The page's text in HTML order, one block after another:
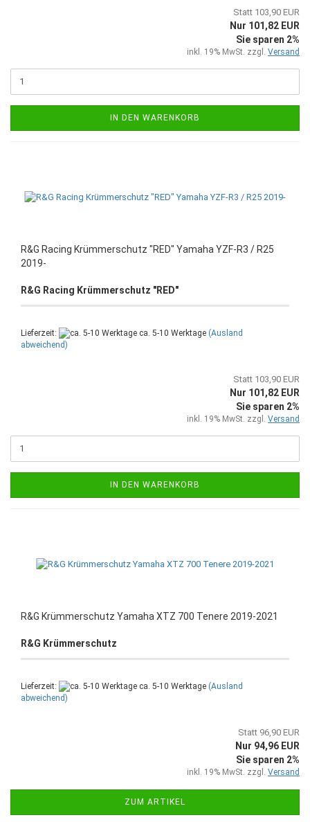
Statt 103,90 EUR
Nur 101,82 EUR
Sie sparen 2%
inkl. 19% MwSt. zzgl. Versand
IN DEN WARENKORB
R&G Racing Krümmerschutz "RED" Yamaha YZF-R3 / R25
2019-
R&G Racing Krümmerschutz "RED"
Lieferzeit: ca. 5-10 Werktage (Ausland
abweichend)
Statt 103,90 EUR
Nur 101,82 EUR
Sie sparen 2%
inkl. 19% MwSt. zzgl. Versand
IN DEN WARENKORB
R&G Krümmerschutz Yamaha XTZ 700 Tenere 2019-2021
R&G Krümmerschutz
Lieferzeit: ca. 5-10 Werktage (Ausland
abweichend)
Statt 96,90 EUR
Nur 94,96 EUR
Sie sparen 2%
inkl. 19% MwSt. zzgl. Versand
ZUM ARTIKEL